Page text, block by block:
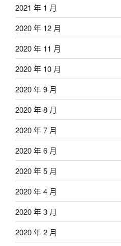
2021 年 1 月
2020 年 12 月
2020 年 11 月
2020 年 10 月
2020 年 9 月
2020 年 8 月
2020 年 7 月
2020 年 6 月
2020 年 5 月
2020 年 4 月
2020 年 3 月
2020 年 2 月